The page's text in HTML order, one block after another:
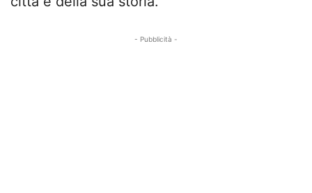
- Pubblicità -